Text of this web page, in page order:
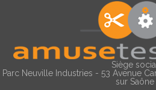
Siège social
Parc Neuville Industries - 53 Avenue
sur Saône